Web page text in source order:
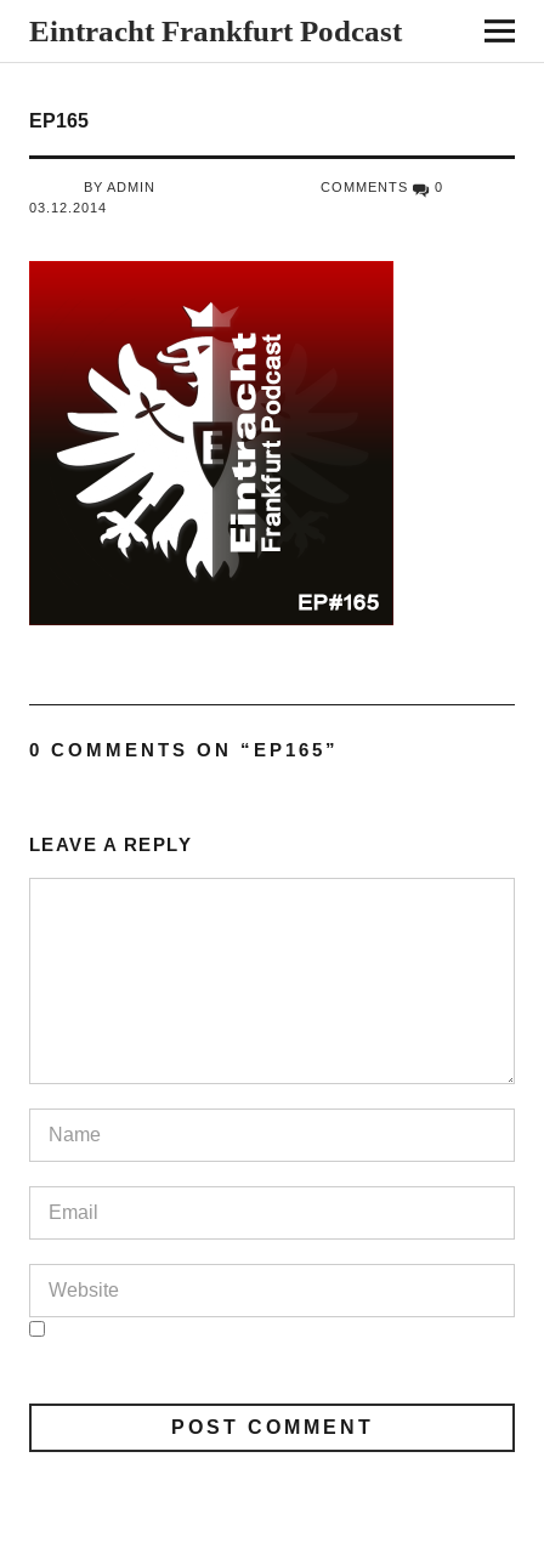
Eintracht Frankfurt Podcast
EP165
BY ADMIN
03.12.2014
COMMENTS 0
0 COMMENTS ON “ EP165 ”
LEAVE A REPLY